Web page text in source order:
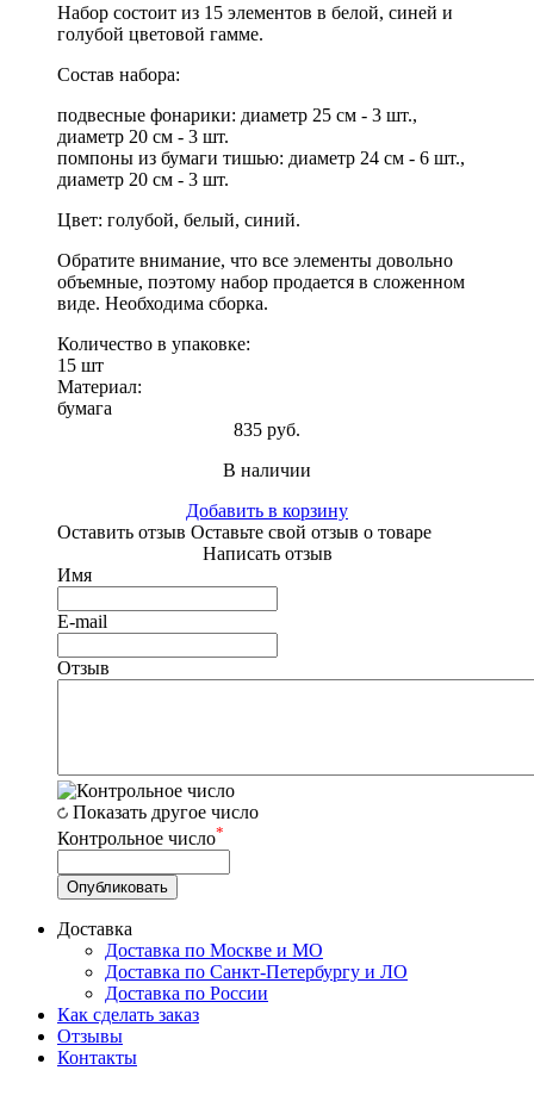
Набор состоит из 15 элементов в белой, синей и
голубой цветовой гамме.
Состав набора:
подвесные фонарики: диаметр 25 см - 3 шт.,
диаметр 20 см - 3 шт.
помпоны из бумаги тишью: диаметр 24 см - 6 шт.,
диаметр 20 см - 3 шт.
Цвет: голубой, белый, синий.
Обратите внимание, что все элементы довольно
объемные, поэтому набор продается в сложенном
виде. Необходима сборка.
Количество в упаковке:
15 шт
Материал:
бумага
835 руб.
В наличии
Добавить в корзину
Оставить отзыв Оставьте свой отзыв о товаре
Написать отзыв
Имя
E-mail
Отзыв
Показать другое число
Контрольное число*
Доставка
Доставка по Москве и МО
Доставка по Санкт-Петербургу и ЛО
Доставка по России
Как сделать заказ
Отзывы
Контакты